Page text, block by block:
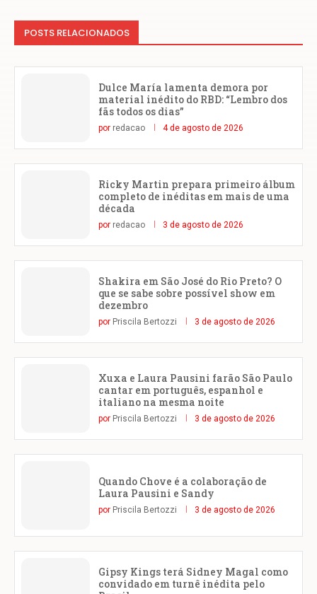
POSTS RELACIONADOS
Dulce María lamenta demora por
material inédito do RBD: “Lembro dos
fãs todos os dias”
por redacao 4 de agosto de 2026
Ricky Martin prepara primeiro álbum
completo de inéditas em mais de uma
década
por redacao 3 de agosto de 2026
Shakira em São José do Rio Preto? O
que se sabe sobre possível show em
dezembro
por Priscila Bertozzi 3 de agosto de 2026
Xuxa e Laura Pausini farão São Paulo
cantar em português, espanhol e
italiano na mesma noite
por Priscila Bertozzi 3 de agosto de 2026
Quando Chove é a colaboração de
Laura Pausini e Sandy
por Priscila Bertozzi 3 de agosto de 2026
Gipsy Kings terá Sidney Magal como
convidado em turnê inédita pelo